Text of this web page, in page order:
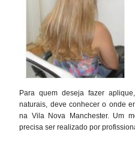
Para quem deseja fazer
naturais, deve conhecer o onde
na Vila Nova Manchester. Um
precisa ser realizado por